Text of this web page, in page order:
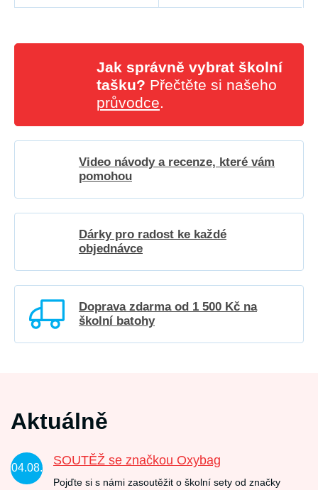
Jak správně vybrat školní
tašku? Přečtěte si našeho
průvodce.
Video návody a recenze, které vám
pomohou
Dárky pro radost ke každé
objednávce
Doprava zdarma od 1 500 Kč na
školní batohy
Aktuálně
04.08.
SOUTĚŽ se značkou Oxybag
Pojďte si s námi zasoutěžit o školní sety od značky